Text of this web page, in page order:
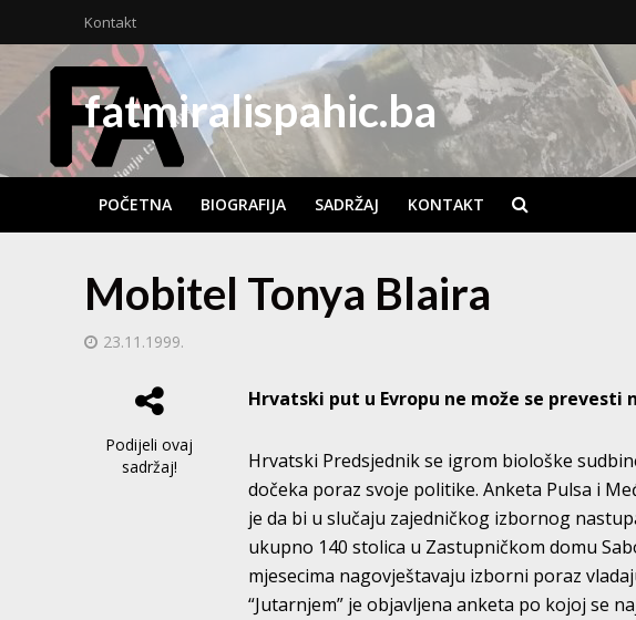
Kontakt
fatmiralispahic.ba
POČETNA BIOGRAFIJA SADRŽAJ KONTAKT
Mobitel Tonya Blaira
23.11.1999.
Podijeli ovaj
sadržaj!
Hrvatski put u Evropu ne može se prevesti
Hrvatski Predsjednik se igrom biološke
dočeka poraz svoje politike. Anketa Pulsa i
je da bi u slučaju zajedničkog izbornog
ukupno 140 stolica u Zastupničkom domu
mjesecima nagovještavaju izborni poraz
“Jutarnjem” je objavljena anketa po kojoj se